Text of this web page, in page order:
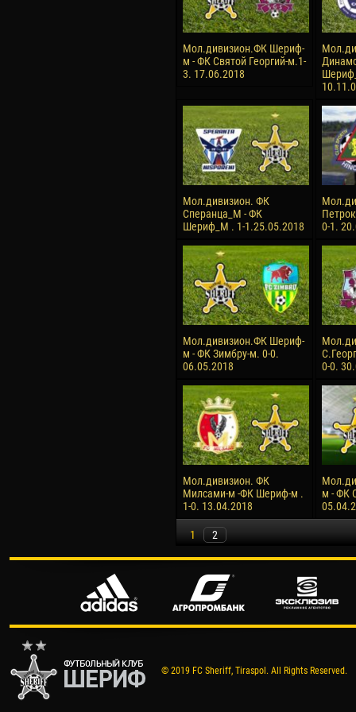
Мол.дивизион.ФК Шериф-
м - ФК Святой Георгий-м.1-
3. 17.06.2018
Мол.дивизион. ФК
Сперанца_М - ФК
Шериф_М . 1-1.25.05.2018
0-1.
Мол.дивизион.ФК Шериф-
м - ФК Зимбру-м. 0-0.
06.05.2018
0-0.
Мол.дивизион. ФК
Милсами-м -ФК Шериф-м .
1-0. 13.04.2018
м - ФК
1 2
© 2019 FC Sheriff, Tiraspol. All Rights Reserved.